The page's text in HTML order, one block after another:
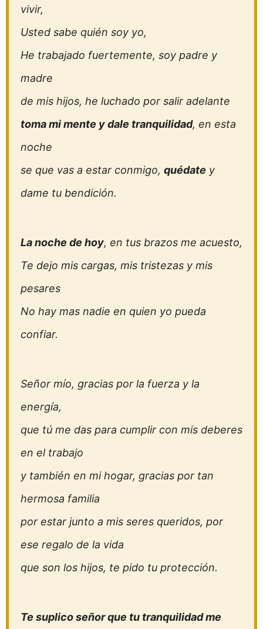
vivir,
Usted sabe quién soy yo,
He trabajado fuertemente, soy padre y
madre
de mis hijos, he luchado por salir adelante
toma mi mente y dale tranquilidad, en esta
noche
se que vas a estar conmigo, quédate y
dame tu bendición.
La noche de hoy, en tus brazos me acuesto,
Te dejo mis cargas, mis tristezas y mis
pesares
No hay mas nadie en quien yo pueda
confiar.
Señor mío, gracias por la fuerza y la
energía,
que tú me das para cumplir con mis deberes
en el trabajo
y también en mi hogar, gracias por tan
hermosa familia
por estar junto a mis seres queridos, por
ese regalo de la vida
que son los hijos, te pido tu protección.
Te suplico señor que tu tranquilidad me